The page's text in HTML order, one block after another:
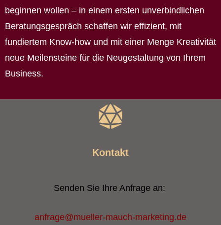
beginnen wollen – in einem ersten unverbindlichen
Beratungsgespräch schaffen wir effizient, mit
fundiertem Know-how und mit einer Menge Kreativität
neue Meilensteine für die Neugestaltung von Ihrem
Business.
Kontakt
Senden Sie Ihre Anfrage an:
anfrage@mueller-mauch-marketing.de